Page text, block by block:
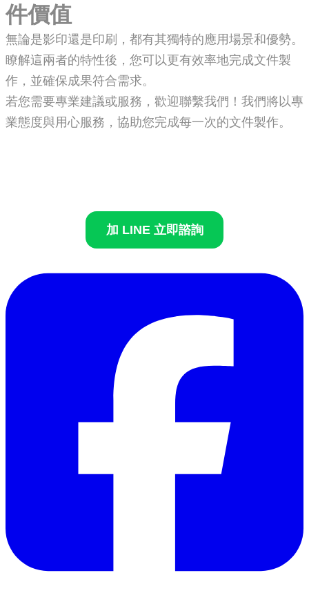
件價值
無論是影印還是印刷，都有其獨特的應用場景和優勢。
瞭解這兩者的特性後，您可以更有效率地完成文件製
作，並確保成果符合需求。
若您需要專業建議或服務，歡迎聯繫我們！我們將以專
業態度與用心服務，協助您完成每一次的文件製作。
加 LINE 立即諮詢